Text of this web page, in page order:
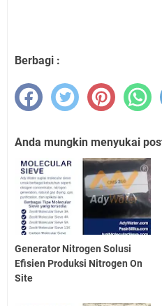
Berbagi :
Anda mungkin menyukai
Generator Nitrogen Solusi
Efisien Produksi Nitrogen On
Site